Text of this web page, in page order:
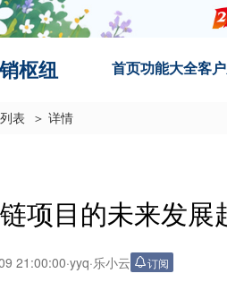
枢纽 首页功能大全客
表 ＞ 详情
项目的未来发展
21:00:00·yyq·乐小云 订阅